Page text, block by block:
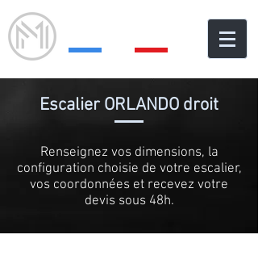
Escalier ORLANDO droit
Renseignez vos dimensions, la
configuration choisie de votre escalier,
vos coordonnées et recevez votre
devis sous 48h.